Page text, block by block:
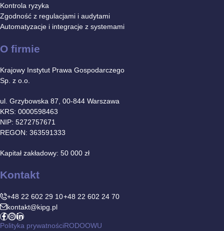
Kontrola ryzyka
Zgodność z regulacjami i audytami
Automatyzacje i integracje z systemami
O firmie
Krajowy Instytut Prawa Gospodarczego
Sp. z o.o.
ul. Grzybowska 87, 00-844 Warszawa
KRS: 0000598463
NIP: 5272757671
REGON: 363591333
Kapitał zakładowy: 50 000 zł
Kontakt
+48 22 602 29 10+48 22 602 24 70
kontakt@kipg.pl
Polityka prywatnościRODOOWU